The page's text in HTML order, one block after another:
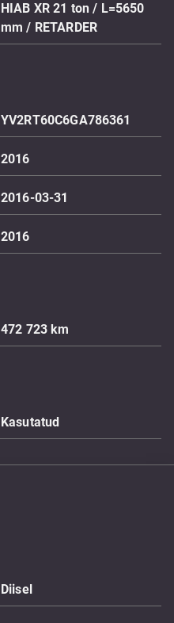
HIAB XR 21 ton / L=5650
mm / RETARDER
YV2RT60C6GA786361
2016
2016-03-31
2016
472 723km
Kasutatud
Diisel